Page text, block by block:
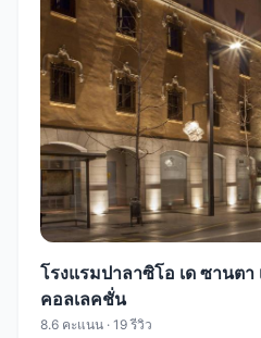
โรงแรมปาลาซิโอ เด ซานตา
คอลเลคชั่น
8.6 คะแนน · 19 รีวิว